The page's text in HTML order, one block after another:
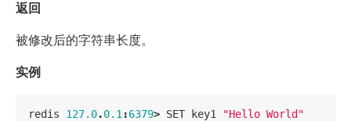
返回
被修改后的字符串长度。
实例
redis 127.0.0.1 :6379> SET key1
"Hello World"